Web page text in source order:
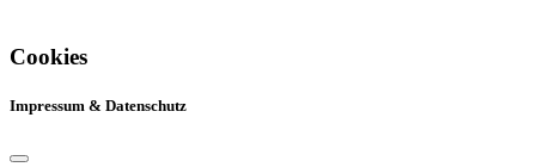
Cookies
Impressum & Datenschutz